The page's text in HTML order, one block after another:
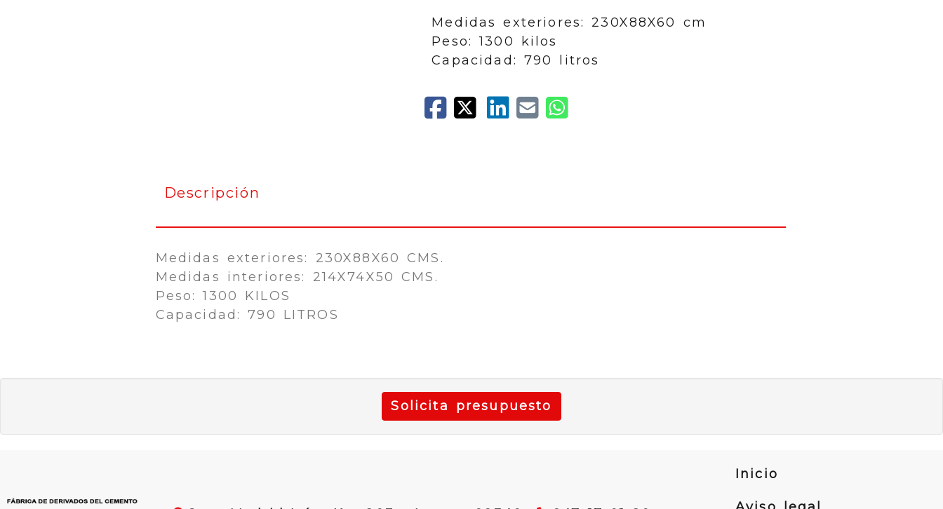
Medidas exteriores: 230X88X60 cm
Peso: 1300 kilos
Capacidad: 790 litros
Descripción
Medidas exteriores: 230X88X60 CMS.
Medidas interiores: 214X74X50 CMS.
Peso: 1300 KILOS
Capacidad: 790 LITROS
Solicita presupuesto
Inicio